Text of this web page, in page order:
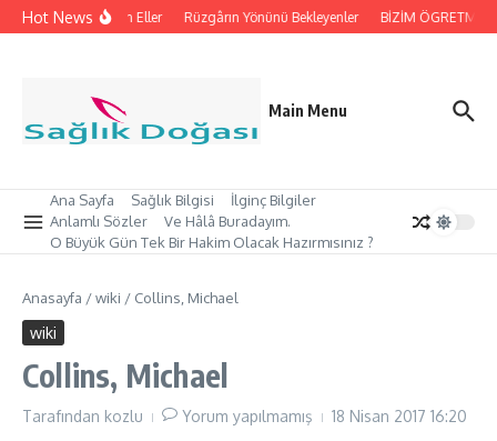
İçeriğe atla
Hot Newsİpleri Tutan Eller Rüzgârın Yönünü Bekleyenler BİZİM
Main Menu
Ana Sayfa Sağlık Bilgisi
İlginç Bilgiler
Anlamlı Sözler
Ve Hâlâ Buradayım.
O Büyük Gün Tek Bir Hakim Olacak Hazırmısınız ?
Anasayfa /wiki / Collins, Michael
wiki
Collins, Michael
Tarafından kozlu Yorum yapılmamış 18 Nisan 2017 16:20